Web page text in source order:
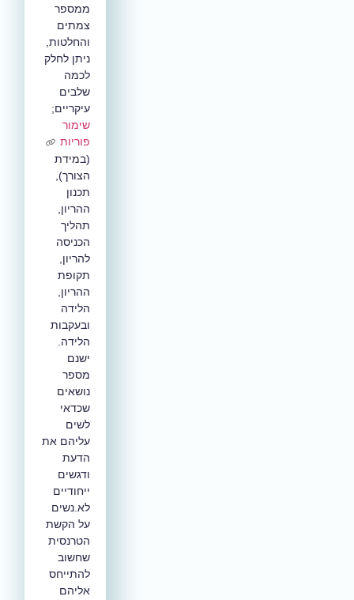
ממספר
צמתים
והחלטות,
ניתן לחלק
לכמה
שלבים
עיקריים;
שימור
פוריות
(במידת
הצורך),
תכנון
ההריון,
תהליך
הכניסה
להריון,
תקופת
ההריון,
הלידה
ובעקבות
הלידה.
ישנם
מספר
נושאים
שכדאי
לשים
עליהם את
הדעת
ודגשים
ייחודיים
לא.נשים
על הקשת
הטרנסית
שחשוב
להתייחס
אליהם